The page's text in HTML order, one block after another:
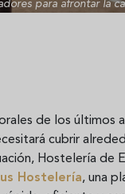
para afrontar la
de los últimos
cubrir
Hostelería de
Hostelería, una